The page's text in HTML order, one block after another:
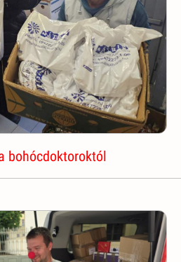
bohócdoktoroktól